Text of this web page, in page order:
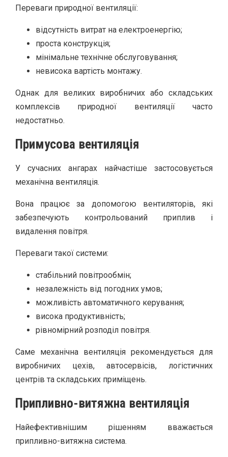
Переваги природної вентиляції:
відсутність витрат на електроенергію;
проста конструкція;
мінімальне технічне обслуговування;
невисока вартість монтажу.
Однак для великих виробничих або складських
комплексів природної вентиляції часто
недостатньо.
Примусова вентиляція
У сучасних ангарах найчастіше застосовується
механічна вентиляція.
Вона працює за допомогою вентиляторів, які
забезпечують контрольований приплив і
видалення повітря.
Переваги такої системи:
стабільний повітрообмін;
незалежність від погодних умов;
можливість автоматичного керування;
висока продуктивність;
рівномірний розподіл повітря.
Саме механічна вентиляція рекомендується для
виробничих цехів, автосервісів, логістичних
центрів та складських приміщень.
Припливно-витяжна вентиляція
Найефективнішим рішенням вважається
припливно-витяжна система.